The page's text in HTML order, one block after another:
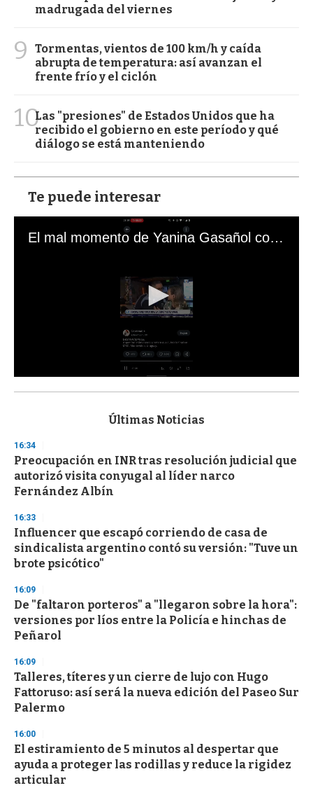
madrugada del viernes
9
Tormentas, vientos de 100 km/h y caída
abrupta de temperatura: así avanzan el
frente frío y el ciclón
10Las "presiones" de Estados Unidos que ha
recibido el gobierno en este período y qué
diálogo se está manteniendo
Te puede interesar
El mal momento de Yanina Gasañol con un hincha argentino en "Subrayado"
s
d
s
o
f
3
s
e
c
o
n
Últimas Noticias
16:34
Preocupación en INR tras resolución judicial que
autorizó visita conyugal al líder narco
Fernández Albín
16:33
Influencer que escapó corriendo de casa de
sindicalista argentino contó su versión: "Tuve un
brote psicótico"
16:09
De "faltaron porteros" a "llegaron sobre la hora":
versiones por líos entre la Policía e hinchas de
Peñarol
16:09
Talleres, títeres y un cierre de lujo con Hugo
Fattoruso: así será la nueva edición del Paseo Sur
Palermo
16:00
El estiramiento de 5 minutos al despertar que
ayuda a proteger las rodillas y reduce la rigidez
articular